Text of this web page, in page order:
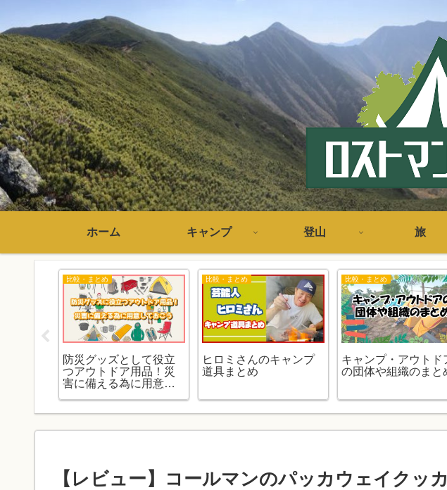
ホーム キャンプ 登山 旅
比較・まとめ
防災グッズとして役立
つアウトドア用品！災
害に備える為に用意し
比較・まとめ
ヒロミさんのキャンプ
道具まとめ
比較・まとめ
キャンプ・アウトド
の団体や組織のまと
【レビュー】コールマンのパッカウェイクッ